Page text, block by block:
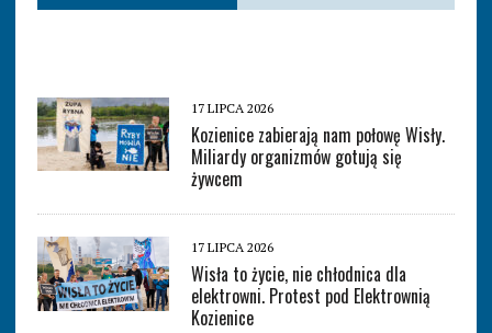
17 LIPCA 2026
Kozienice zabierają nam połowę Wisły.
Miliardy organizmów gotują się
żywcem
17 LIPCA 2026
Wisła to życie, nie chłodnica dla
elektrowni. Protest pod Elektrownią
Kozienice